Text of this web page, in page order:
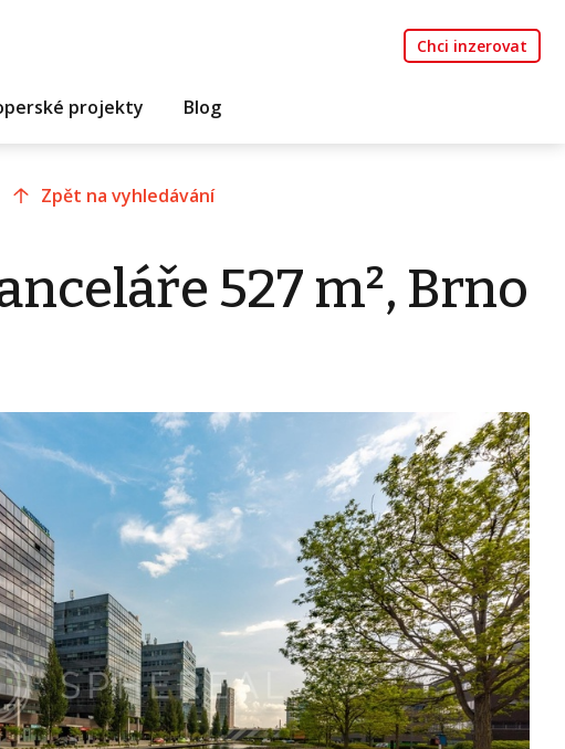
Chci inzerovat
projekty Blog
Zpět na vyhledávání
527 m², Brno